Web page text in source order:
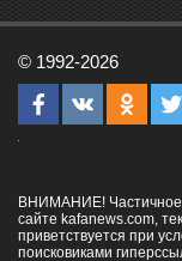
Контактная
© 1992-2026
ВНИМАНИЕ! Частичное
сайте kafanews.com,
приветствуется при
поисковиками